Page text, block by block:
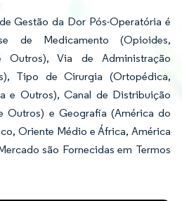
Gestão da Dor Pós-Operatória é
de Medicamento (Opioides,
Via de Administração
Tipo de Cirurgia (Ortopédica,
e Outros), Canal de Distribuição
Outros) e Geografia (América do
Oriente Médio e África, América
são Fornecidas em Termos